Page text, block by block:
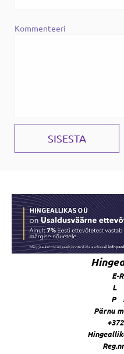
Kommenteeri
E-
L
P
Pärnu